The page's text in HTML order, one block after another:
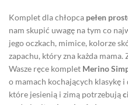
Komplet dla chłopca pełen
nam skupić uwagę na tym co
jego oczkach, mimice, kolorze
zapachu, który zna każda
Wasze ręce komplet Merino
o mamach kochających klasykę
które jesienią i zimą potrzebują